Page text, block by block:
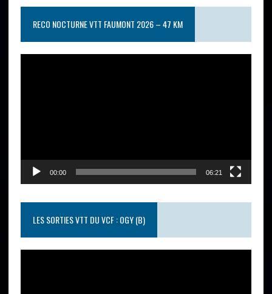
RECO NOCTURNE VTT FAUMONT 2026 – 47 KM
00:00 06:21
LES SORTIES VTT DU VCF : OGY (B)